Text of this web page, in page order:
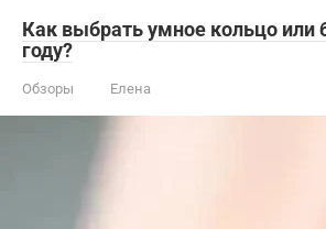
Как выбрать умное кольцо или
году?
Обзоры Елена